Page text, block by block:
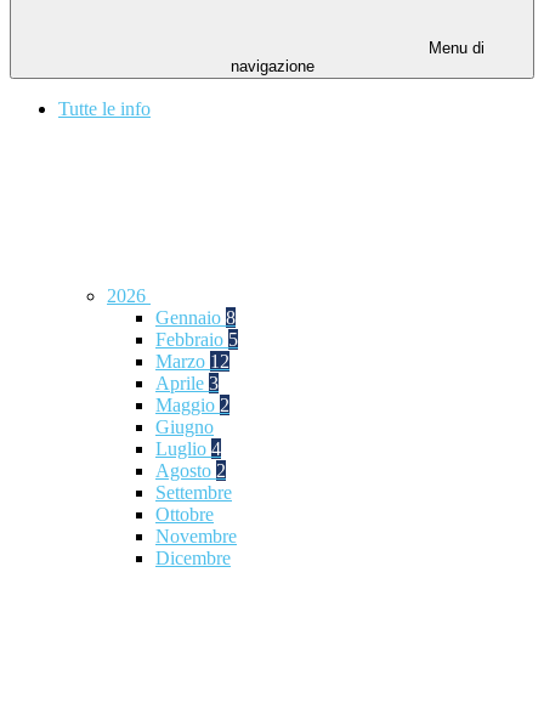
Menu di
navigazione
Tutte le info
2026
Gennaio 8
Febbraio 5
Marzo 12
Aprile 3
Maggio 2
Giugno
Luglio 4
Agosto 2
Settembre
Ottobre
Novembre
Dicembre